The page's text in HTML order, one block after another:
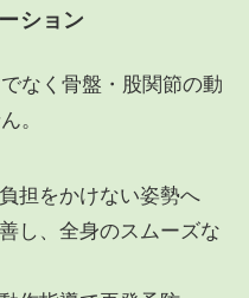
ション
なく骨盤・股関節の動
。
担をかけない姿勢へ
し、全身のスムーズな